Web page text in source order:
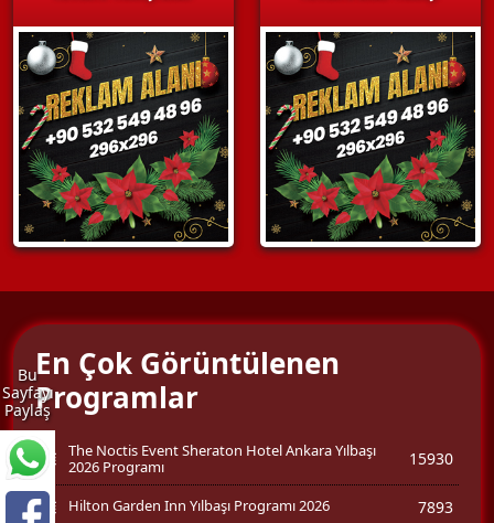
Bu
Sayfayı
Paylaş
En Çok Görüntülenen
Programlar
The Noctis Event Sheraton Hotel Ankara Yılbaşı
2026 Programı
15930
Hilton Garden Inn Yılbaşı Programı 2026 7893